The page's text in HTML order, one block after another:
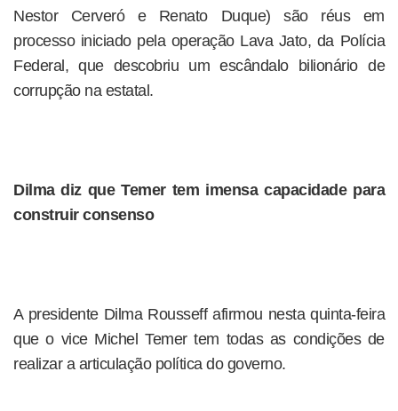
Nestor Cerveró e Renato Duque) são réus em
processo iniciado pela operação Lava Jato, da Polícia
Federal, que descobriu um escândalo bilionário de
corrupção na estatal.
Dilma diz que Temer tem imensa capacidade para
construir consenso
A presidente Dilma Rousseff afirmou nesta quinta-feira
que o vice Michel Temer tem todas as condições de
realizar a articulação política do governo.